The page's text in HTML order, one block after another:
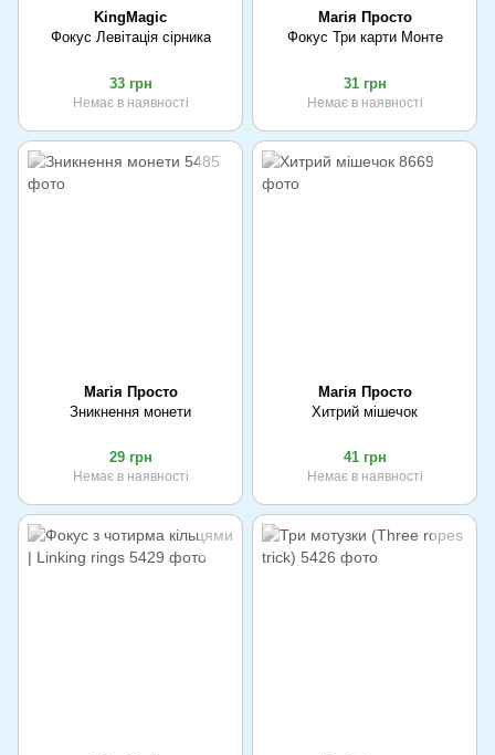
KingMagic
Фокус Левітація сірника
33 грн
Немає в наявності
Магія Просто
Фокус Три карти Монте
31 грн
Немає в наявності
Магія Просто
Зникнення монети
29 грн
Немає в наявності
Магія Просто
Хитрий мішечок
41 грн
Немає в наявності